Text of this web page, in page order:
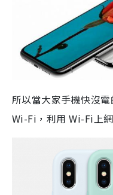
所以當大家手機快沒
Wi-Fi，利用 Wi-Fi上網